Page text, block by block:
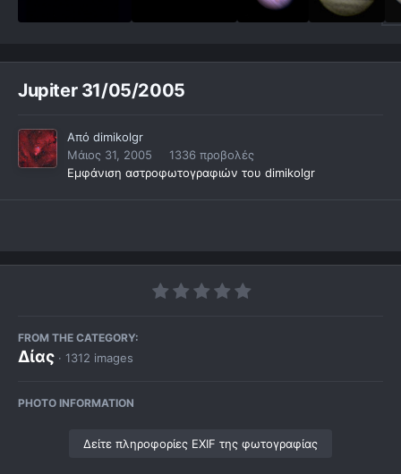
Jupiter 31/05/2005
Από dimikolgr
Μάιος 31, 2005
1336 προβολές
Εμφάνιση αστροφωτογραφιών του dimikolgr
FROM THE CATEGORY:
Δίας · 1312 images
PHOTO INFORMATION
Δείτε πληροφορίες EXIF της φωτογραφίας